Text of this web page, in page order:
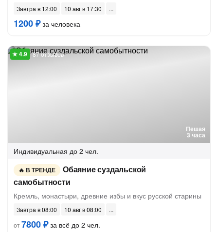
Завтра в 12:00 10 авг в 17:30
1200 ₽за человека
Пешая
3 часа
87 отзывов
Индивидуальная до 2 чел.
В ТРЕНДЕ
Обаяние суздальской
самобытности
Кремль, монастыри, древние избы и вкус русской старины
Завтра в 08:00
10 авг в 08:00
от7800 ₽за всё до 2 чел.